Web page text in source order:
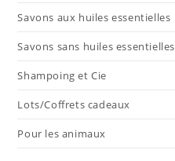
Savons aux huiles essentielles
Savons sans huiles essentielles
Shampoing et Cie
Lots/Coffrets cadeaux
Pour les animaux